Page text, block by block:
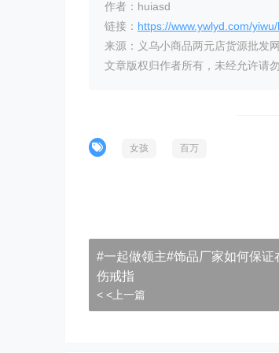
作者：huiasd
链接： https://www.ywlyd.com/
来源：义乌小商品两元店货源批发
文章版权归作者所有，未经允许请勿
女孩 百万
#一起做领主#饰品厂家如何保证
伤戒指
< <上一篇